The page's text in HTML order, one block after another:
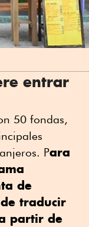
entrar
50 fondas,
Para
de
traducir
partir de